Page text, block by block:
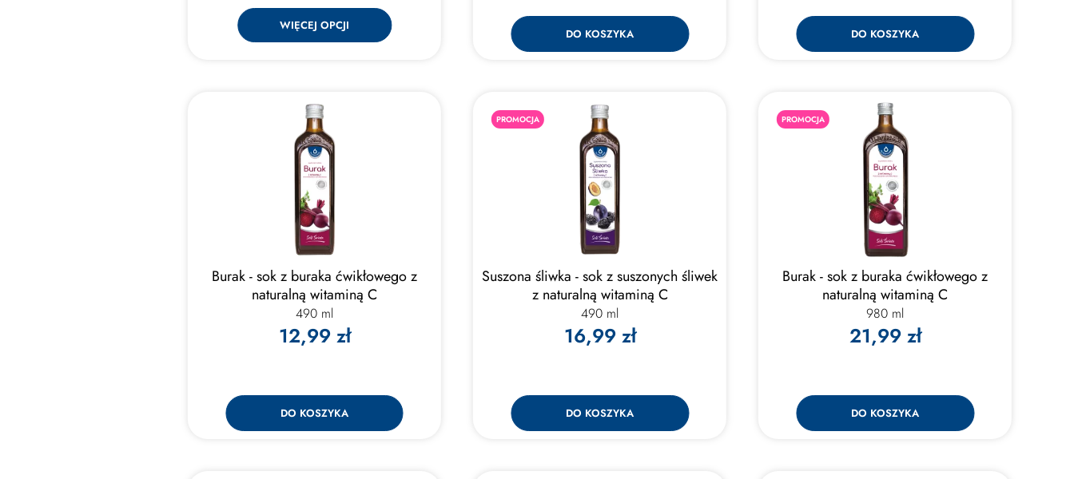
WIĘCEJ OPCJI
DO KOSZYKA DO KOSZYKA
Burak - sok z buraka ćwikłowego z
naturalną witaminą C
490 ml
12,99 zł
DO KOSZYKA
PROMOCJA
Suszona śliwka - sok z suszonych śliwek
z naturalną witaminą C
490 ml
16,99 zł
DO KOSZYKA
PROMOCJA
Burak - sok z buraka ćwikłowego z
naturalną witaminą C
980 ml
21,99 zł
DO KOSZYKA